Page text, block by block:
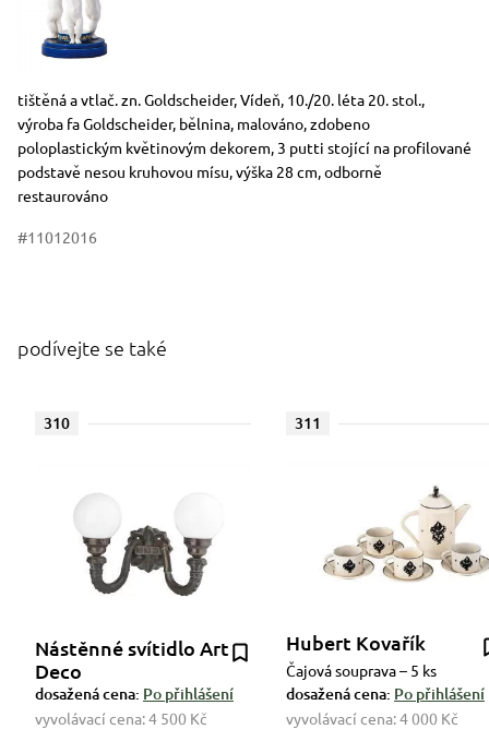
Rozměry
Stručný popis předmětu
tištěná a vtlač. zn. Goldscheider, Vídeň, 10./20. léta 20. stol.,
výroba fa Goldscheider, bělnina, malováno, zdobeno
poloplastickým květinovým dekorem, 3 putti stojící na profilované
podstavě nesou kruhovou mísu, výška 28 cm, odborně
restaurováno
#11012016
podívejte se také
310
Nástěnné svítidlo Art
Deco
dosažená cena: Po přihlášení
vyvolávací cena:4 500 Kč
311
Hubert Kovařík
Čajová souprava – 5 ks
dosažená cena: Po přihlášení
vyvolávací cena:4 000 Kč